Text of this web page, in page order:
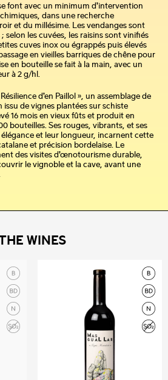
font avec un minimum d’intervention
dans une recherche
et du millésime. Les vendanges sont
selon les cuvées, les raisins sont vinifiés
cuves inox ou égrappés puis élevés
en vieilles barriques de chêne pour
en bouteille se fait à la main, avec un
à 2 g/hl.
d’en Paillol », un assemblage de
de vignes plantées sur schiste
16 mois en vieux fûts et produit en
bouteilles. Ses rouges, vibrants, et ses
et leur longueur, incarnent cette
et précision bordelaise. Le
des visites d’œnotourisme durable,
le vignoble et la cave, avant une
WINES